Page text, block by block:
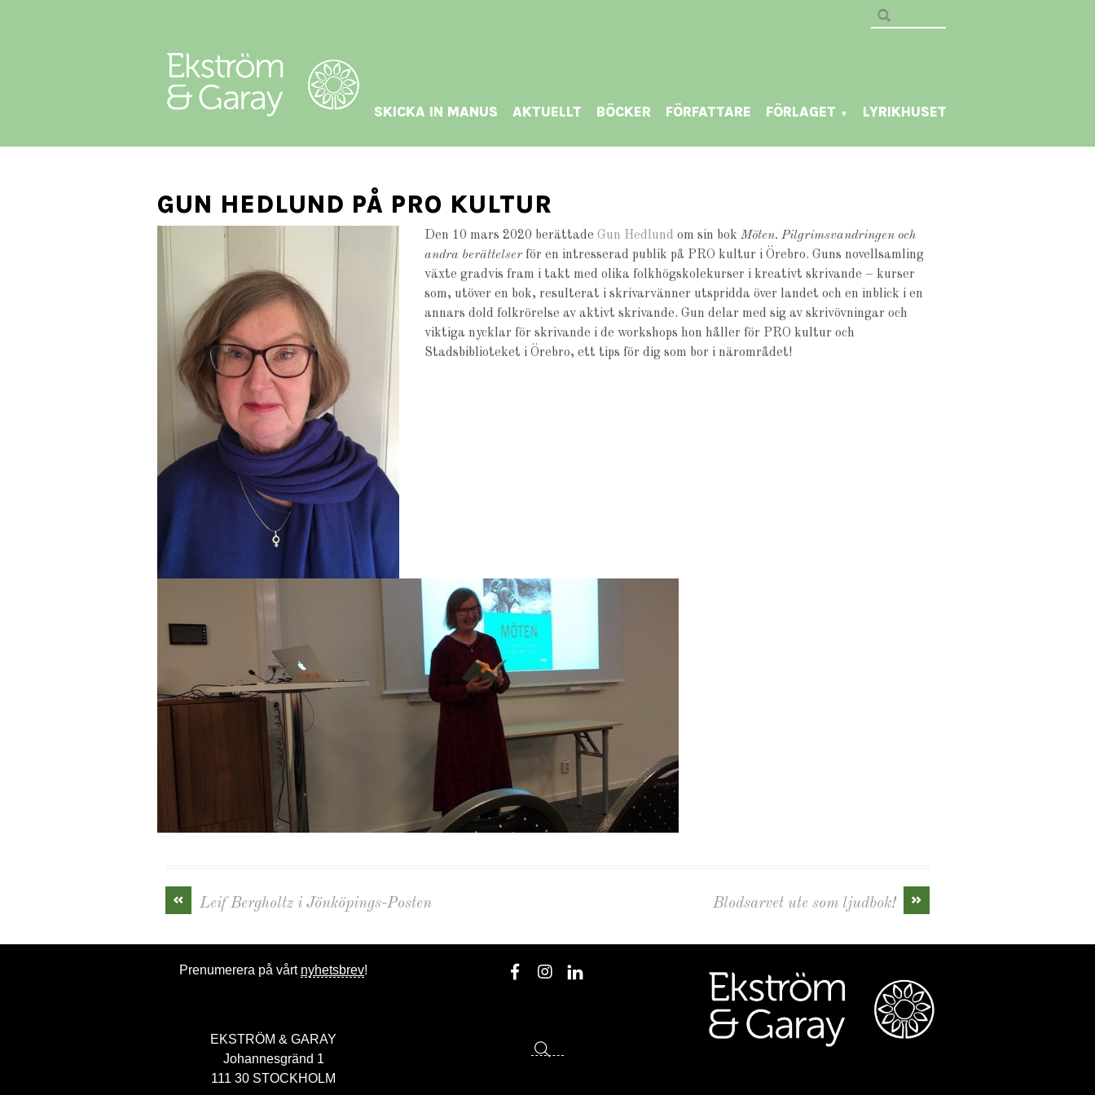
SKICKA IN MANUS AKTUELLT BÖCKER FÖRFATTARE FÖRLAGET ▼ LYRIKHUSET
GUN HEDLUND PÅ PRO KULTUR
Den 10 mars 2020 berättade Gun Hedlund om sin bok Möten. Pilgrimsvandringen och
andra berättelserför en intresserad publik på PRO kultur i Örebro. Guns novellsamling
växte gradvis fram i takt med olika folkhögskolekurser i kreativt skrivande – kurser
som, utöver en bok, resulterat i skrivarvänner utspridda över landet och en inblick i en
annars dold folkrörelse av aktivt skrivande. Gun delar med sig av skrivövningar och
viktiga nycklar för skrivande i de workshops hon håller för PRO kultur och
Stadsbiblioteket i Örebro, ett tips för dig som bor i närområdet!
« Leif Bergholtz i Jönköpings-Posten »
Blodsarvet ute som ljudbok!
Prenumerera på vårt nyhetsbrev!
EKSTRÖM & GARAY
Johannesgränd 1
111 30 STOCKHOLM